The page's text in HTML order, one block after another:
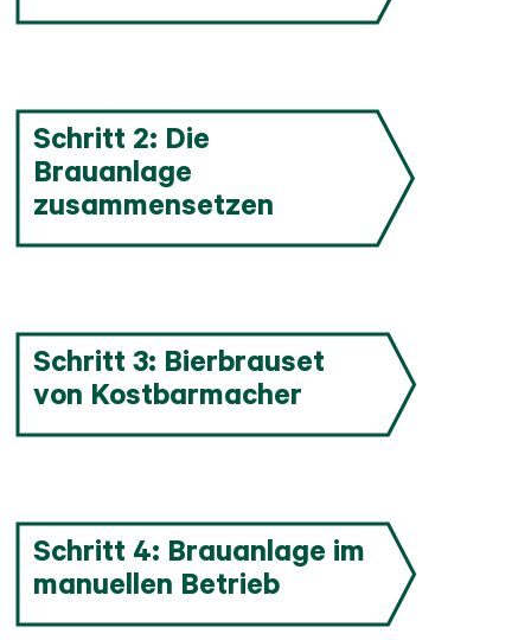
Schritt 2: Die
Brauanlage
zusammensetzen
Schritt 3: Bierbrauset
von Kostbarmacher
Schritt 4: Brauanlage im
manuellen Betrieb